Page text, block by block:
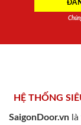
HỆ THỐNG
SaigonDoor.vn